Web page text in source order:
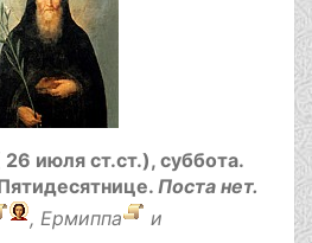
26 июля ст.ст.), суббота.
Поста нет.
, Ермиппа
и